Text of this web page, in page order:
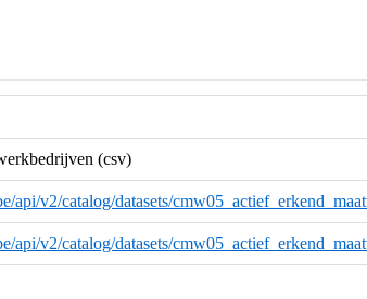
(csv)
api/v2/catalog/datasets/
api/v2/catalog/datasets/